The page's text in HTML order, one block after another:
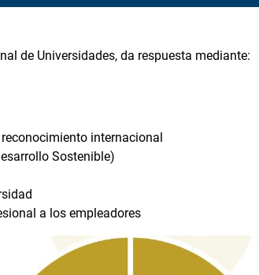
de Universidades, da respuesta mediante:
internacional
Sostenible)
a los empleadores